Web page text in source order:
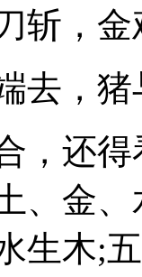
，金
，猪
还得
、金
生木;